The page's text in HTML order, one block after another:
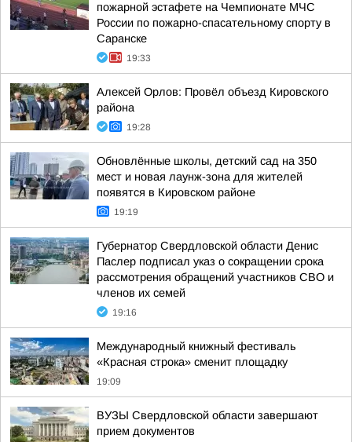
пожарной эстафете на Чемпионате МЧС
России по пожарно-спасательному спорту в
Саранске
19:33
Алексей Орлов: Провёл объезд Кировского
района
19:28
Обновлённые школы, детский сад на 350
мест и новая лаунж-зона для жителей
появятся в Кировском районе
19:19
Губернатор Свердловской области Денис
Паслер подписал указ о сокращении срока
рассмотрения обращений участников СВО и
членов их семей
19:16
Международный книжный фестиваль
«Красная строка» сменит площадку
19:09
ВУЗЫ Свердловской области завершают
прием документов